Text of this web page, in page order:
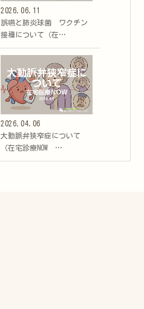
2026.06.11
誤嚥と肺炎球菌 ワクチン
接種について（在…
2026.04.06
大動脈弁狭窄症について
（在宅診療NOW …